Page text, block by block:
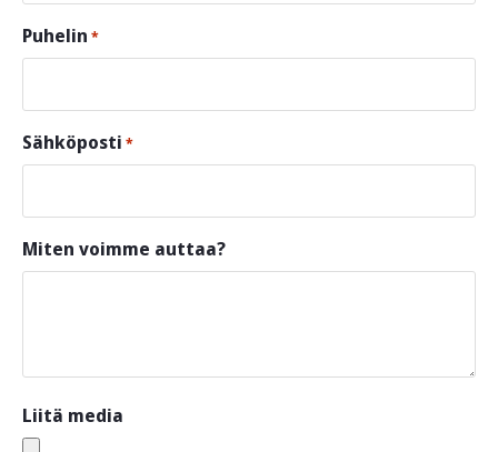
Puhelin *
Sähköposti *
Miten voimme auttaa?
Liitä media